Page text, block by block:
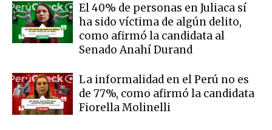
El 40% de personas en Juliaca sí
ha sido víctima de algún delito,
como afirmó la candidata al
Senado Anahí Durand
La informalidad en el Perú no es
de 77%, como afirmó la candidata
Fiorella Molinelli